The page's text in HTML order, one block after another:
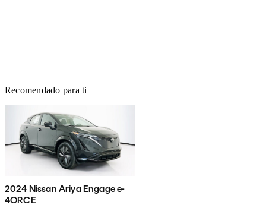
Recomendado para ti
2024 Nissan Ariya Engage e-
4ORCE